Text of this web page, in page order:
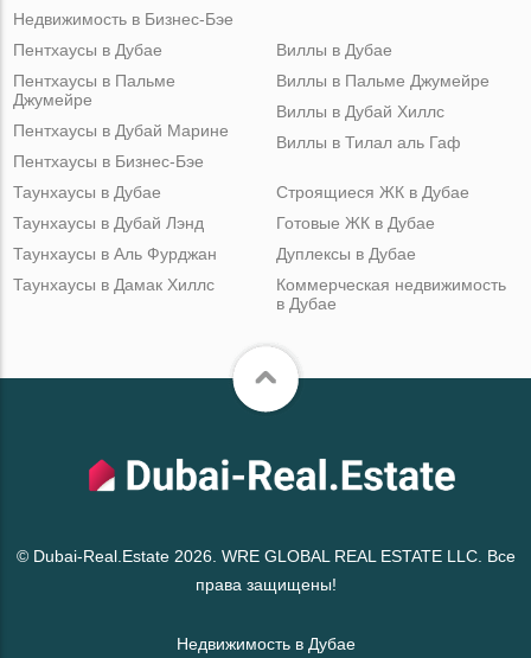
Недвижимость в Бизнес-Бэе
Пентхаусы в Дубае
Пентхаусы в Пальме
Джумейре
Пентхаусы в Дубай Марине
Пентхаусы в Бизнес-Бэе
Виллы в Дубае
Виллы в Пальме Джумейре
Виллы в Дубай Хиллс
Виллы в Тилал аль Гаф
Таунхаусы в Дубае
Таунхаусы в Дубай Лэнд
Таунхаусы в Аль Фурджан
Таунхаусы в Дамак Хиллс
Строящиеся ЖК в Дубае
Готовые ЖК в Дубае
Дуплексы в Дубае
Коммерческая недвижимость
в Дубае
© Dubai-Real.Estate 2026. WRE GLOBAL REAL ESTATE LLC. Все
права защищены!
Недвижимость в Дубае